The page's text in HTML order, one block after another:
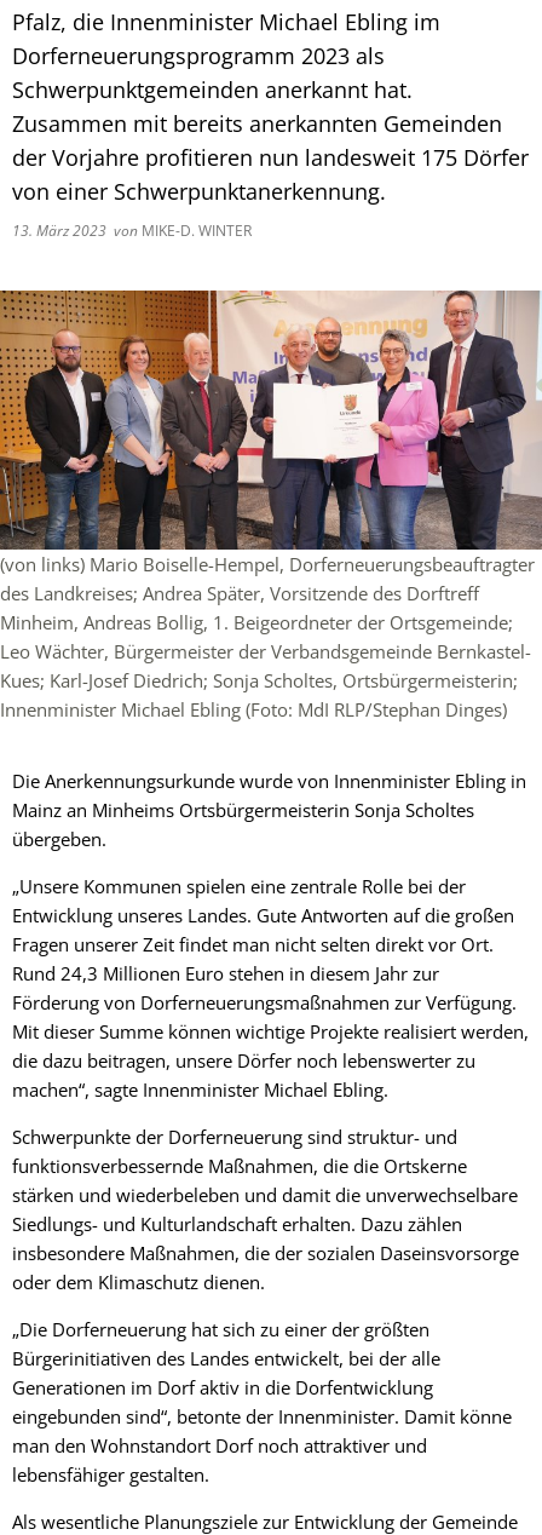
Bachelor of Arts
Praktikum
Vergaben
Öffentliche Bekanntmachungen
Bankverbindungen
Leitbild der Kreisverwaltung
E-Rechnungen
Kommunalwahl 2024
Wohnen im
Ehrenamtliche Vormundschaft
Kulturpreis des Landkreises
Pfalz, die Innenminister Michael Ebling im
Dorferneuerungsprogramm 2023 als
Schwerpunktgemeinden anerkannt hat.
Zusammen mit bereits anerkannten Gemeinden
der Vorjahre profitieren nun landesweit 175 Dörfer
von einer Schwerpunktanerkennung.
13. März 2023 von MIKE-D. WINTER
(von links) Mario Boiselle-Hempel, Dorferneuerungsbeauftragter
des Landkreises; Andrea Später, Vorsitzende des Dorftreff
Minheim, Andreas Bollig, 1. Beigeordneter der Ortsgemeinde;
Leo Wächter, Bürgermeister der Verbandsgemeinde Bernkastel-
Kues; Karl-Josef Diedrich; Sonja Scholtes, Ortsbürgermeisterin;
Innenminister Michael Ebling (Foto: MdI RLP/Stephan Dinges)
Die Anerkennungsurkunde wurde von Innenminister Ebling in
Mainz an Minheims Ortsbürgermeisterin Sonja Scholtes
übergeben.
„Unsere Kommunen spielen eine zentrale Rolle bei der
Entwicklung unseres Landes. Gute Antworten auf die großen
Fragen unserer Zeit findet man nicht selten direkt vor Ort.
Rund 24,3 Millionen Euro stehen in diesem Jahr zur
Förderung von Dorferneuerungsmaßnahmen zur Verfügung.
Mit dieser Summe können wichtige Projekte realisiert werden,
die dazu beitragen, unsere Dörfer noch lebenswerter zu
machen“, sagte Innenminister Michael Ebling.
Schwerpunkte der Dorferneuerung sind struktur- und
funktionsverbessernde Maßnahmen, die die Ortskerne
stärken und wiederbeleben und damit die unverwechselbare
Siedlungs- und Kulturlandschaft erhalten. Dazu zählen
insbesondere Maßnahmen, die der sozialen Daseinsvorsorge
oder dem Klimaschutz dienen.
„Die Dorferneuerung hat sich zu einer der größten
Bürgerinitiativen des Landes entwickelt, bei der alle
Generationen im Dorf aktiv in die Dorfentwicklung
eingebunden sind“, betonte der Innenminister. Damit könne
man den Wohnstandort Dorf noch attraktiver und
lebensfähiger gestalten.
Als wesentliche Planungsziele zur Entwicklung der Gemeinde